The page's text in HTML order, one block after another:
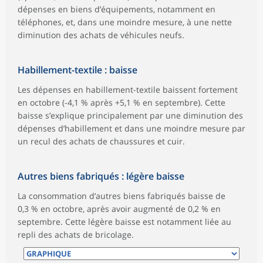
dépenses en biens d’équipements, notamment en
téléphones, et, dans une moindre mesure, à une nette
diminution des achats de véhicules neufs.
Habillement-textile : baisse
Les dépenses en habillement-textile baissent fortement
en octobre (-4,1 % après +5,1 % en septembre). Cette
baisse s’explique principalement par une diminution des
dépenses d’habillement et dans une moindre mesure par
un recul des achats de chaussures et cuir.
Autres biens fabriqués : légère baisse
La consommation d’autres biens fabriqués baisse de
0,3 % en octobre, après avoir augmenté de 0,2 % en
septembre. Cette légère baisse est notamment liée au
repli des achats de bricolage.